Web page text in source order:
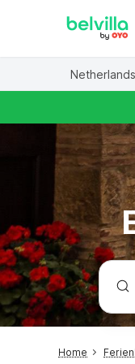
Netherlands
Home